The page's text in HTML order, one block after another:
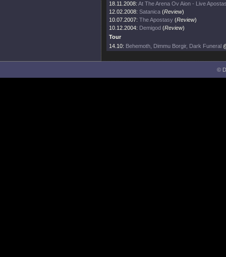
18.11.2008: At The Arena Ov Aion - Live
12.02.2008: Satanica (Review)
10.07.2007: The Apostasy (Review)
10.12.2004: Demigod (Review)
Tour
14.10: Behemoth, Dimmu Borgir, Dark Funeral
©